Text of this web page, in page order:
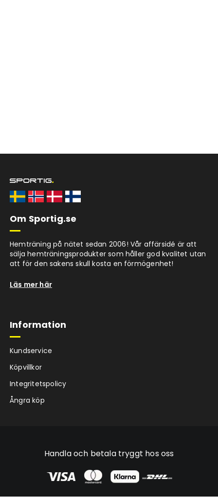
Om Sportig.se
Hemträning på nätet sedan 2006! Vår affärsidé är att
sälja hemträningsprodukter som håller god kvalitet utan
att för den sakens skull kosta en förmögenhet!
Läs mer här
Information
Kundservice
Köpvillkor
Integritetspolicy
Ångra köp
Handla och betala tryggt hos oss